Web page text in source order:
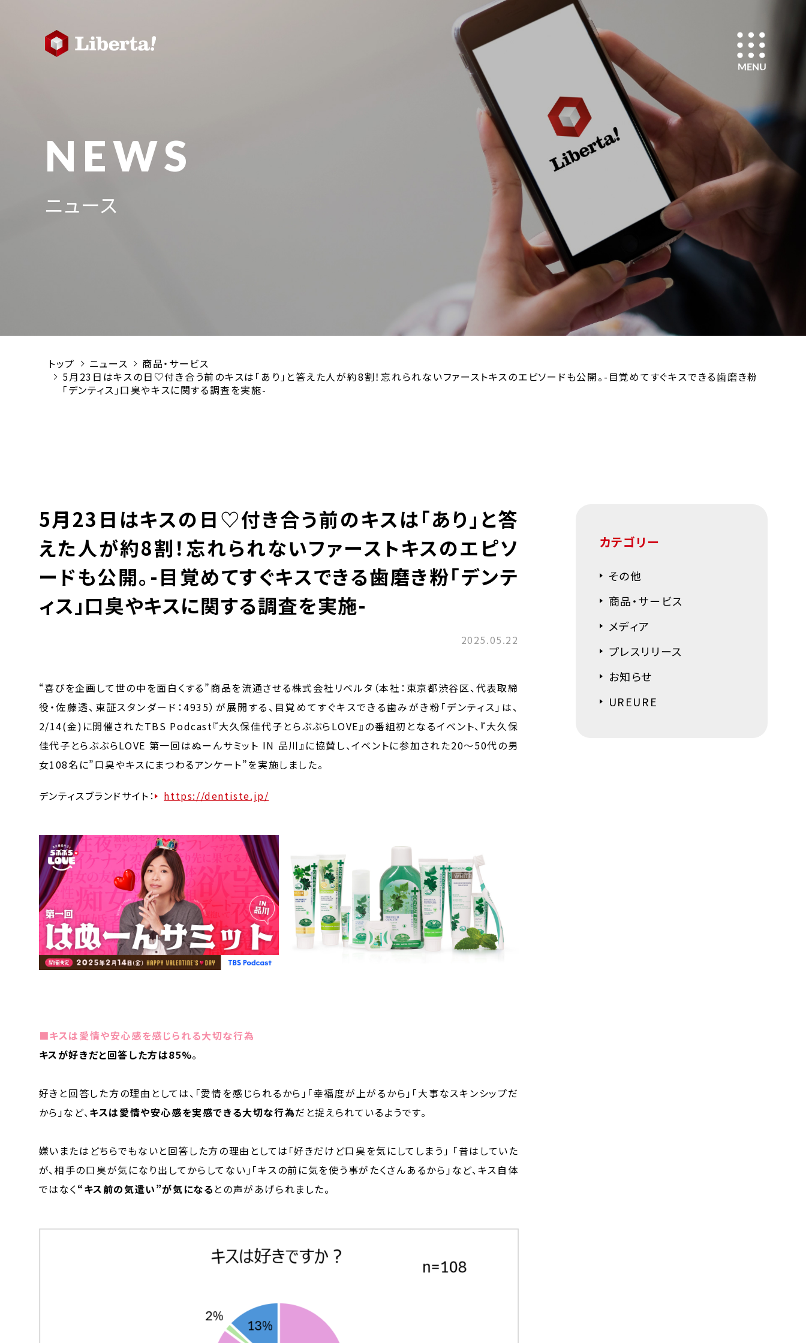
NEWS
ニュース
トップ ニュース
商品・サービス
5月23日はキスの日♡付き合う前のキスは「あり」と答えた人が約8割！忘れられないファーストキスのエピソードも公開。-目覚めてすぐキスできる歯磨き粉
「デンティス」口臭やキスに関する調査を実施-
5月23日はキスの日♡付き合う前のキスは「あり」と答
えた人が約8割！忘れられないファーストキスのエピソ
ードも公開。-目覚めてすぐキスできる歯磨き粉「デンテ
ィス」口臭やキスに関する調査を実施-
2025.05.22
“喜びを企画して世の中を面白くする”商品を流通させる株式会社リベルタ（本社：東京都渋谷区、代表取締
役・佐藤透、東証スタンダード：4935）が展開する、目覚めてすぐキスできる歯みがき粉「デンティス」は、
2/14(金)に開催されたTBS Podcast『大久保佳代子とらぶぶらLOVE』の番組初となるイベント、『大久保
佳代子とらぶぶらLOVE 第一回はぬーんサミット IN 品川』に協賛し、イベントに参加された20～50代の男
女108名に”口臭やキスにまつわるアンケート”を実施しました。
デンティスブランドサイト： https://dentiste.jp/
■キスは愛情や安心感を感じられる大切な行為
キスが好きだと回答した方は85%。
好きと回答した方の理由としては、「愛情を感じられるから」「幸福度が上がるから」「大事なスキンシップだ
から」など、キスは愛情や安心感を実感できる大切な行為だと捉えられているようです。
嫌いまたはどちらでもないと回答した方の理由としては「好きだけど口臭を気にしてしまう」 「昔はしていた
が、相手の口臭が気になり出してからしてない」「キスの前に気を使う事がたくさんあるから」など、キス自体
ではなく“キス前の気遣い”が気になる との声があげられました。
カテゴリー
その他
商品・サービス
メディア
プレスリリース
お知らせ
UREURE